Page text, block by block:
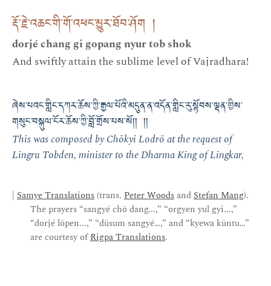
རྡོ་རྗེ་འཆང་གི་གོ་འཕང་མྱུར་ཐོབ་ཤོག །
dorjé chang gi gopang nyur tob shok
And swiftly attain the sublime level of Vajradhara!
ཞེས་པའང་གླིང་དཀར་ཆོས་ཀྱི་རྒྱལ་པོའི་མདུན་ན་འདོན་གླིང་རུ་སྟོབས་ལྡན་གྱིས་
གསུང་བསྐུལ་ངོར་ཆོས་ཀྱི་བློ་གྲོས་པས་སོ།། །།
This was composed by Chökyi Lodrö at the request of
Lingru Tobden, minister to the Dharma King of Lingkar,
| Samye Translations(trans. Peter WoodsandStefan Mang).
The prayers “sangyé chö dang...,” “orgyen yul gyi...,”
“dorjé löpen...,” “düsum sangyé…,” and “kyewa küntu…”
are courtesy ofRigpa Translations.